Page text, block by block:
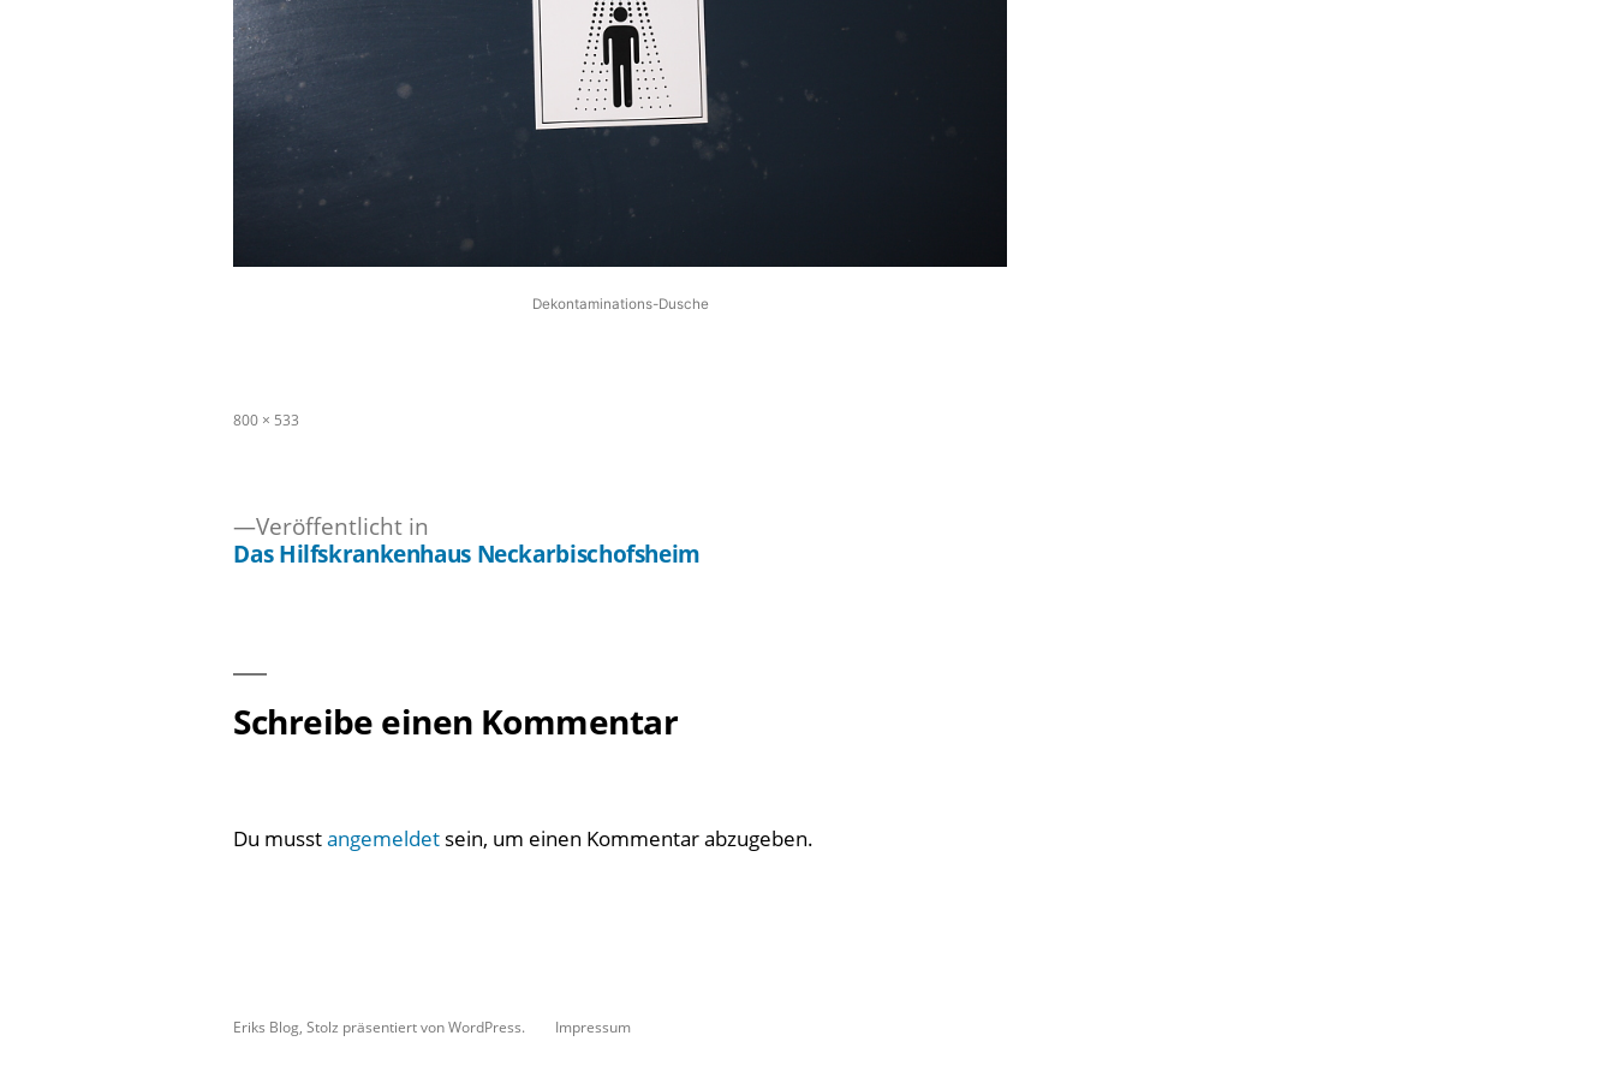
Dekontaminations-Dusche
Originalgröße
800 × 533
Veröffentlicht in
Das Hilfskrankenhaus Neckarbischofsheim
Schreibe einen Kommentar
Du musstangemeldet sein, um einen Kommentar abzugeben.
Eriks Blog ,Stolz präsentiert von WordPress. Impressum